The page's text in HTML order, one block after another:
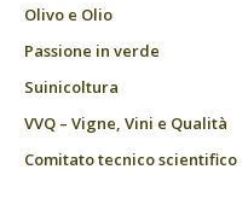
Olivo e Olio
Passione in verde
Suinicoltura
VVQ – Vigne, Vini e Qualità
Comitato tecnico scientifico